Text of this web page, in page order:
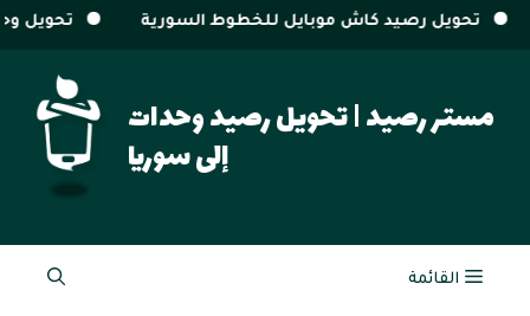
السورية تحويل وحدات سيريتل و MTN من خارج سوريا
المحتوىمستر رصيد | تحويل رصيد وحدات
إلى سوريا
القائمة